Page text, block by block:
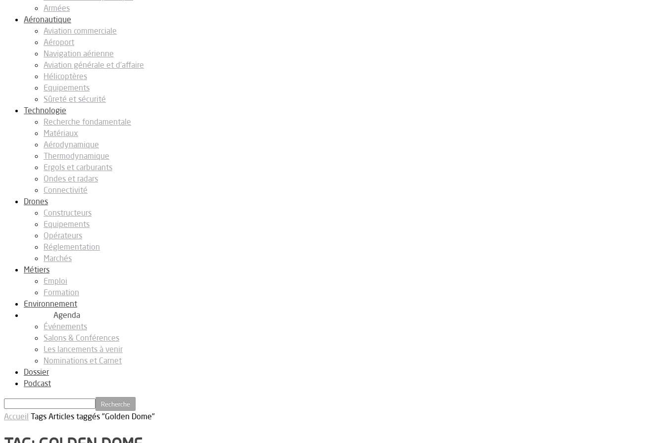
Armées
Aéronautique
Aviation commerciale
Aéroport
Navigation aérienne
Aviation générale et d’affaire
Hélicoptères
Equipements
Sûreté et sécurité
Technologie
Recherche fondamentale
Matériaux
Aérodynamique
Thermodynamique
Ergols et carburants
Ondes et radars
Connectivité
Drones
Constructeurs
Equipements
Opérateurs
Réglementation
Marchés
Métiers
Emploi
Formation
Environnement
Agenda
Événements
Salons & Conférences
Les lancements à venir
Nominations et Carnet
Dossier
Podcast
Accueil Tags Articles taggés "Golden Dome"